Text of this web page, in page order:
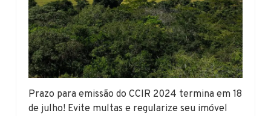
Prazo para emissão do CCIR 2024 termina em 18
de julho! Evite multas e regularize seu imóvel